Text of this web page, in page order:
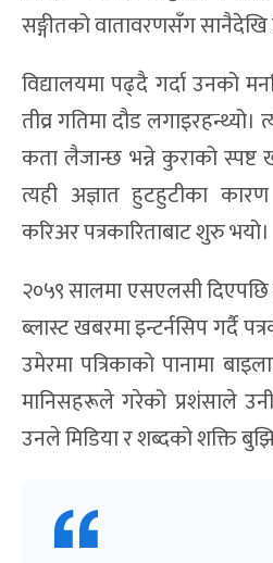
सङ्गीतको वातावरणसँग सानैदेखि
विद्यालयमा पढ्दै गर्दा उनको
तीव्र गतिमा दौड
कता लैजान्छ भन्ने कुराको
त्यही अज्ञात हुटहुटीका
करिअर पत्रकारिताबाट शुरु भयो।
२०५९ सालमा एसएलसी दिएपछि
ब्लास्ट खबरमा इन्टर्नसिप गर्दै
उमेरमा पत्रिकाको पानामा
मानिसहरूले गरेको प्रशंसाले
उनले मिडिया र शब्दको शक्ति